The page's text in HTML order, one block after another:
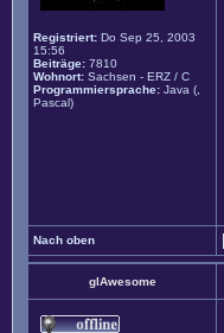
Registriert: Do Sep 25, 2003
15:56
Beiträge: 7810
Wohnort: Sachsen - ERZ / C
Programmiersprache: Java (,
Pascal)
Nach oben
glAwesome